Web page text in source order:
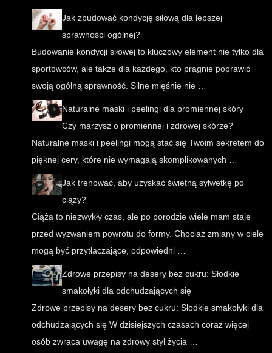
Jak zbudować kondycję siłową dla lepszej
sprawności ogólnej?
Budowanie kondycji siłowej to kluczowy element nie tylko dla
sportowców, ale także dla każdego, kto pragnie poprawić
swoją ogólną sprawność. Silne mięśnie nie …
Naturalne maski i peelingi dla promiennej skóry
Czy marzysz o promiennej i zdrowej skórze?
Naturalne maski i peelingi mogą stać się Twoim sekretem do
pięknej cery, które nie wymagają skomplikowanych …
Jak trenować, aby uzyskać świetną sylwetkę po
ciąży?
Ciąża to niezwykły czas, ale po porodzie wiele mam staje
przed wyzwaniem powrotu do formy. Chociaż zmiany w ciele
mogą być przytłaczające, odpowiedni …
Zdrowe przepisy na desery bez cukru: Słodkie
smakołyki dla odchudzających się
Zdrowe przepisy na desery bez cukru: Słodkie smakołyki dla
odchudzających się W dzisiejszych czasach coraz więcej
osób zwraca uwagę na zdrowy styl życia …